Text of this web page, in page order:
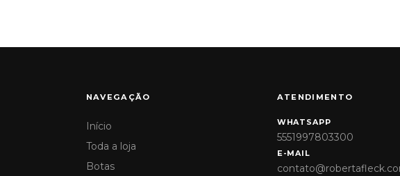
NAVEGAÇÃO
Início
Toda a loja
Botas
ATENDIMENTO
WHATSAPP
5551997803300
E-MAIL